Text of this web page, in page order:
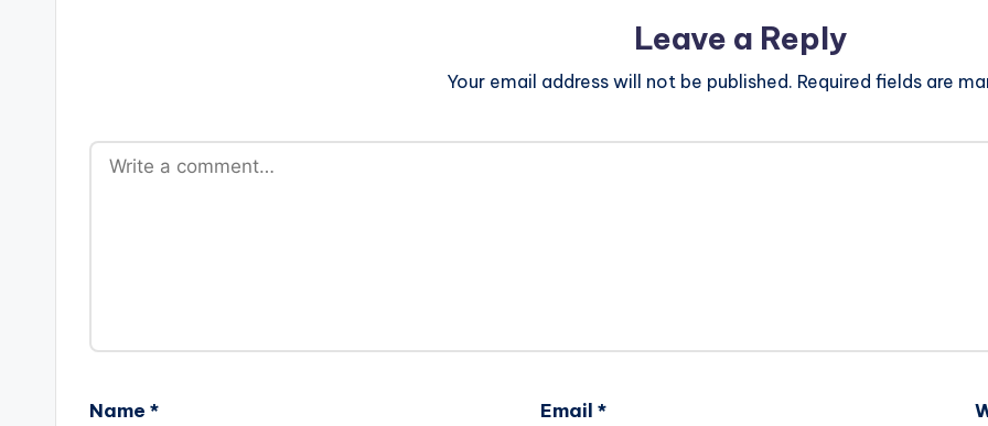
Leave a Reply
Your email address will not be published. Required fields are
Name * Email *